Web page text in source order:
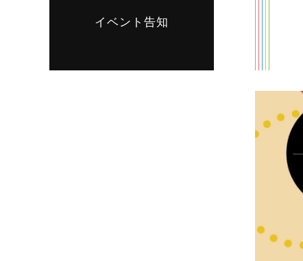
イベント告知